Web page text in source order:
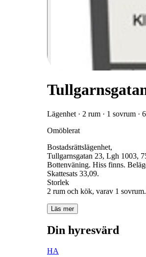
Lägenhet · 2 rum · 1 sovrum ·
Omöblerat
Bostadsrättslägenhet,
Tullgarnsgatan 23, Lgh 1003,
Bottenväning. Hiss finns.
Skattesats 33,09.
Storlek
2 rum och kök, varav 1
Läs mer
Din hyresvärd
HA